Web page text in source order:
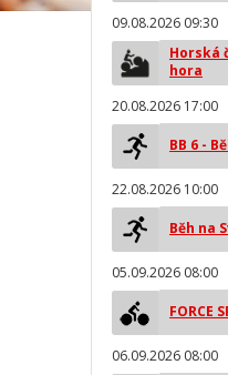
09.08.2026 09:30
Horská
hora
20.08.2026 17:00
BB 6 -
22.08.2026 10:00
Běh na
05.09.2026 08:00
FORCE
06.09.2026 08:00